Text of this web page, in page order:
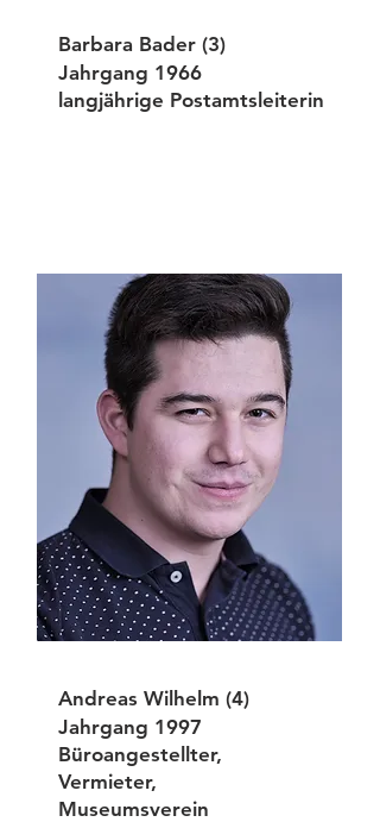
Barbara Bader (3)
Jahrgang 1966
langjährige Postamtsleiterin
Andreas Wilhelm (4)
Jahrgang 1997
Büroangestellter,
Vermieter,
Museumsverein